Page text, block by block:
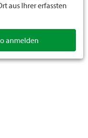
aus Ihrer erfassten
anmelden